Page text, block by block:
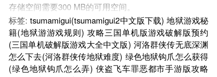
存储空间需要300 MB的可用空间。
标签: tsumamigui(tsumamigui2中文版下载) 地狱游戏秘
籍(地狱游游戏规则) 攻略三国单机版游戏破解版预约
(三国单机破解版游戏大全中文版) 河洛群侠传无底深渊
怎么下去(河洛群侠传地狱难度) 绿色地狱钩爪怎么获得
(绿色地狱钩爪怎么弄) 侠盗飞车罪恶都市手游版攻略